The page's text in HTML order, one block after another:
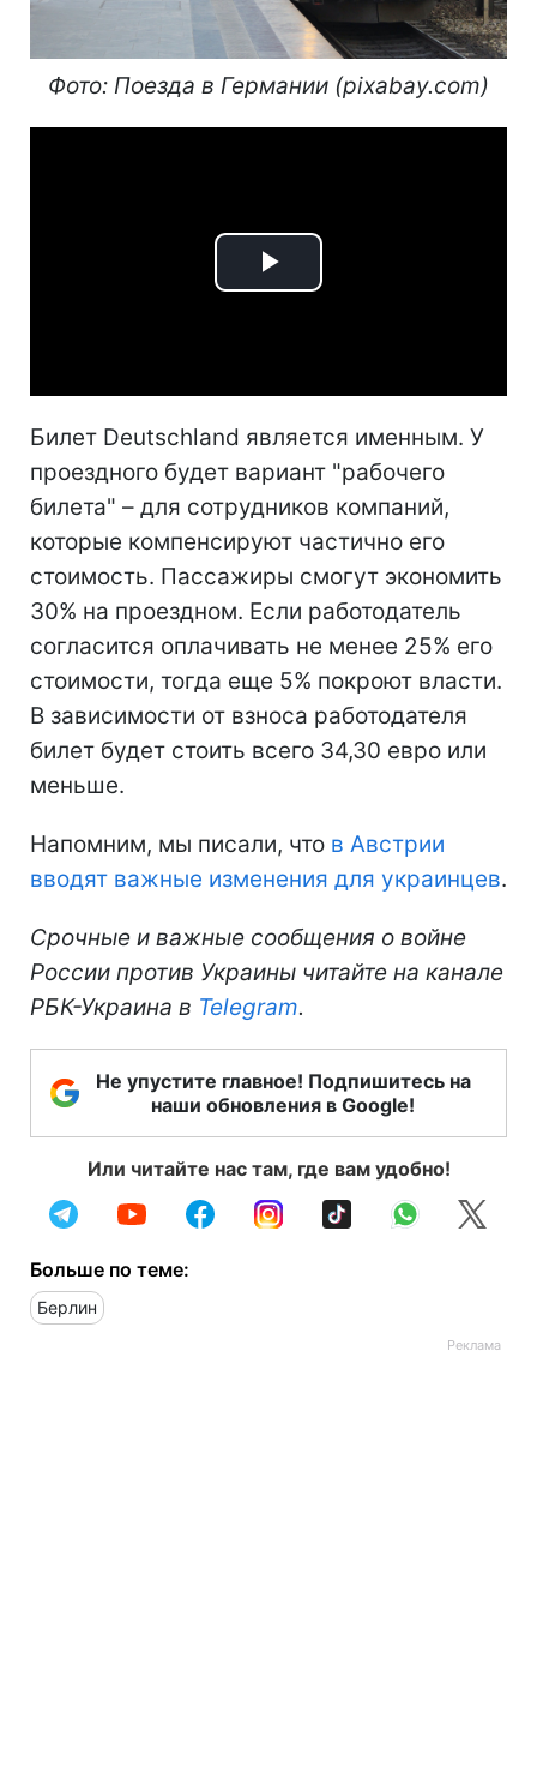
Фото: Поезда в Германии (pixabay.com)
Play
Билет Deutschland является именным. У
проездного будет вариант "рабочего
билета" – для сотрудников компаний,
которые компенсируют частично его
стоимость. Пассажиры смогут экономить
30% на проездном. Если работодатель
согласится оплачивать не менее 25% его
стоимости, тогда еще 5% покроют власти.
В зависимости от взноса работодателя
билет будет стоить всего 34,30 евро или
меньше.
Напомним, мы писали, что в Австрии
вводят важные изменения для украинцев.
Срочные и важные сообщения о войне
России против Украины читайте на канале
РБК-Украина в Telegram.
Не упустите главное! Подпишитесь на
наши обновления в Google!
Или читайте нас там, где вам удобно!
Больше по теме:
Берлин